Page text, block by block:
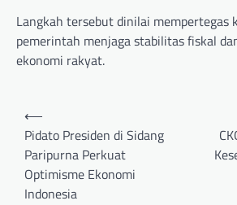
Langkah tersebut dinilai mempertegas
pemerintah menjaga stabilitas fiskal
ekonomi rakyat.
Post
navigation
⟵
Pidato Presiden di Sidang
Paripurna Perkuat
Optimisme Ekonomi
Indonesia